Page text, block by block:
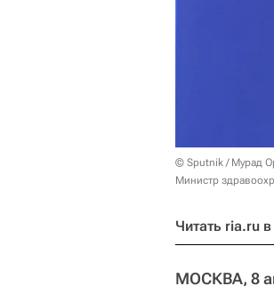
© Sputnik / Мурад
Министр
Читать ria.ru в
МОСКВА, 8